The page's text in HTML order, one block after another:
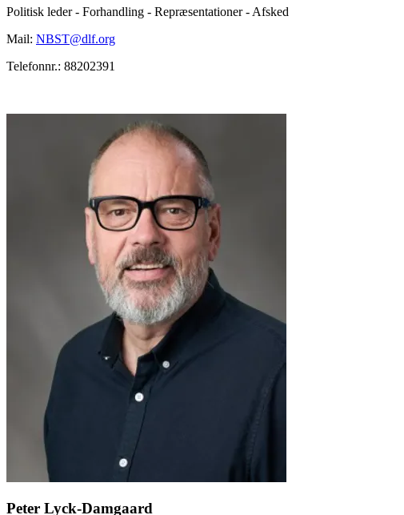
Politisk leder - Forhandling - Repræsentationer - Afsked
Mail: NBST@dlf.org
Telefonnr.: 88202391
Peter Lyck-Damgaard